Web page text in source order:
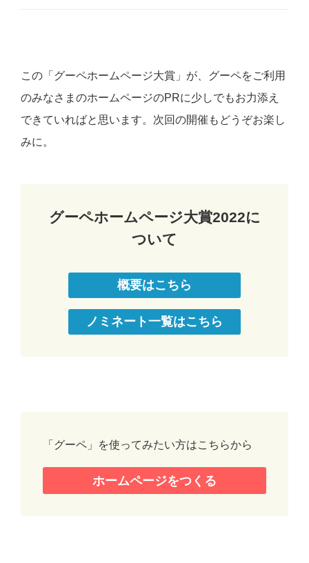
この「グーペホームページ大賞」が、グーペをご利用
のみなさまのホームページのPRに少しでもお力添え
できていればと思います。次回の開催もどうぞお楽し
みに。
グーペホームページ大賞2022に
ついて
概要はこちら
ノミネート一覧はこちら
「グーペ」を使ってみたい方はこちらから
ホームページをつくる